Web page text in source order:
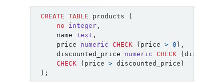
CREATE TABLE products
(
no
integer ,
name text ,
price
numeric CHECK ( price > 0 ),
discounted_price
numeric CHECK (
CHECK
( price > discounted_price )
);